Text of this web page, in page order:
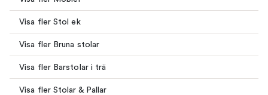
Visa fler Stol ek
Visa fler Bruna stolar
Visa fler Barstolar i trä
Visa fler Stolar & Pallar